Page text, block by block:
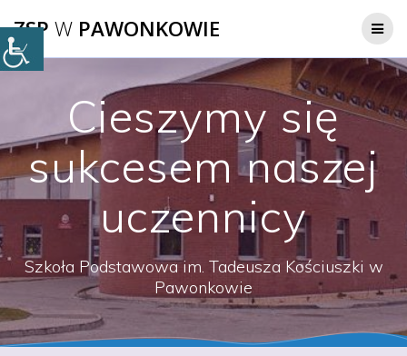
do
ZSP W PAWONKOWIE
Cieszymy się
sukcesem naszej
uczennicy
Szkoła Podstawowa im. Tadeusza Kościuszki w
Pawonkowie